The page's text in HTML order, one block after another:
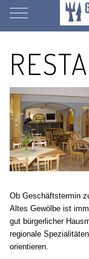
Mobile Menu Toggle
Ob Geschäftstermin
Altes Gewölbe ist
gut bürgerlicher
regionale
orientieren.